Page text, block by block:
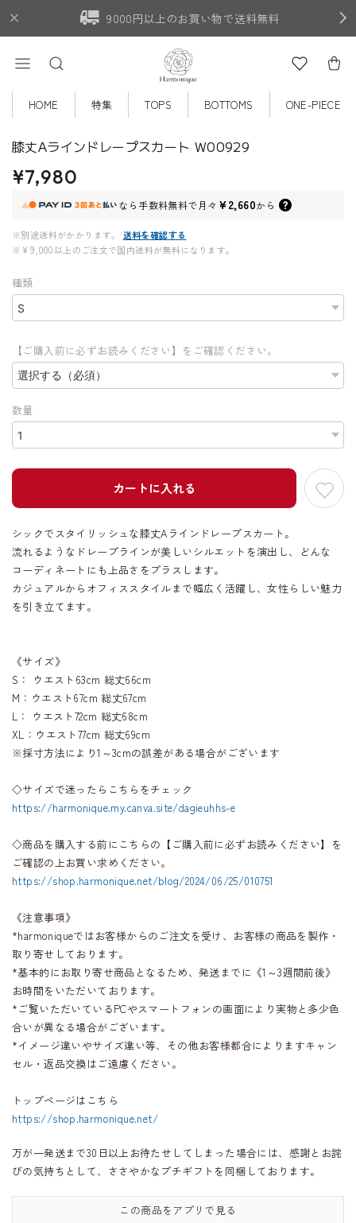
9000円以上のお買い物で送料無料
HOME 特集 TOPS BOTTOMS ONE-PIECE
膝丈Aラインドレープスカート W00929
¥7,980
なら 手数料無料で月々 ¥2,660から
※別途送料がかかります。
送料を確認する
※¥9,000以上のご注文で国内送料が無料になります。
種類
【ご購入前に必ずお読みください】をご確認ください。
数量
カートに入れる
シックでスタイリッシュな膝丈Aラインドレープスカート。
流れるようなドレープラインが美しいシルエットを演出し、どんな
コーディネートにも上品さをプラスします。
カジュアルからオフィススタイルまで幅広く活躍し、女性らしい魅力
を引き立てます。
《サイズ》
S： ウエスト63cm 総丈66cm
M：ウエスト67cm 総丈67cm
L： ウエスト72cm 総丈68cm
XL：ウエスト77cm 総丈69cm
※採寸方法により1～3cmの誤差がある場合がございます
◇サイズで迷ったらこちらをチェック
https://harmonique.my.canva.site/dagieuhhs-e
◇商品を購入する前にこちらの【ご購入前に必ずお読みください】を
ご確認の上お買い求めください。
https://shop.harmonique.net/blog/2024/06/25/010751
《注意事項》
*harmoniqueではお客様からのご注文を受け、お客様の商品を製作・
取り寄せしております。
*基本的にお取り寄せ商品となるため、発送までに《1～3週間前後》
お時間をいただいております。
*ご覧いただいているPCやスマートフォンの画面により実物と多少色
合いが異なる場合がございます。
*イメージ違いやサイズ違い等、その他お客様都合によりますキャン
セル・返品交換はご遠慮ください。
トップページはこちら
https://shop.harmonique.net/
万が一発送まで30日以上お待たせしてしまった場合には、感謝とお詫
びの気持ちとして、ささやかなプチギフトを同梱しております。
この商品をアプリで見る